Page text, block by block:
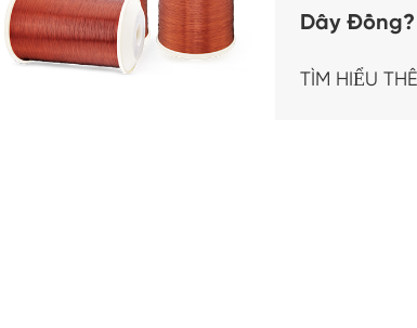
Dây Đồng?
TÌM HIỂU